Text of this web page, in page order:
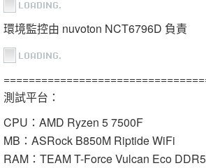
環境監控由 nuvoton NCT6796D 負責
測試平台：
CPU：AMD Ryzen 5 7500F
MB：ASRock B850M Riptide WiFi
RAM：TEAM T-Force Vulcan Eco